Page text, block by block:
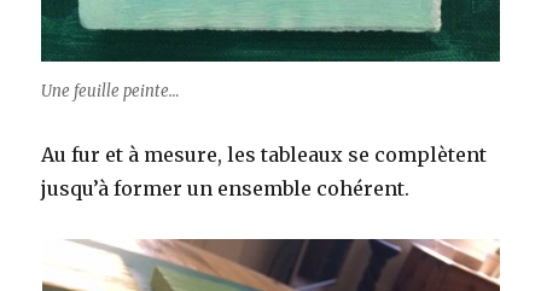
Une feuille peinte…
Au fur et à mesure, les tableaux se complètent
jusqu’à former un ensemble cohérent.